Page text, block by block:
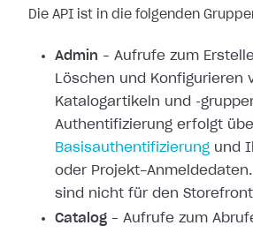
Die API ist in die folgenden
Admin – Aufrufe zum
Löschen und Konfigurieren
Katalogartikeln und
Authentifizierung erfolgt
Basisauthentifizierung und
oder Projekt-
sind nicht für den
Catalog – Aufrufe zum